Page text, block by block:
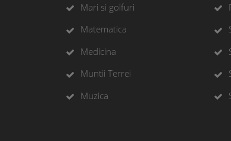
Mari si golfuri
Matematica
Medicina
Muntii Terrei
Muzica